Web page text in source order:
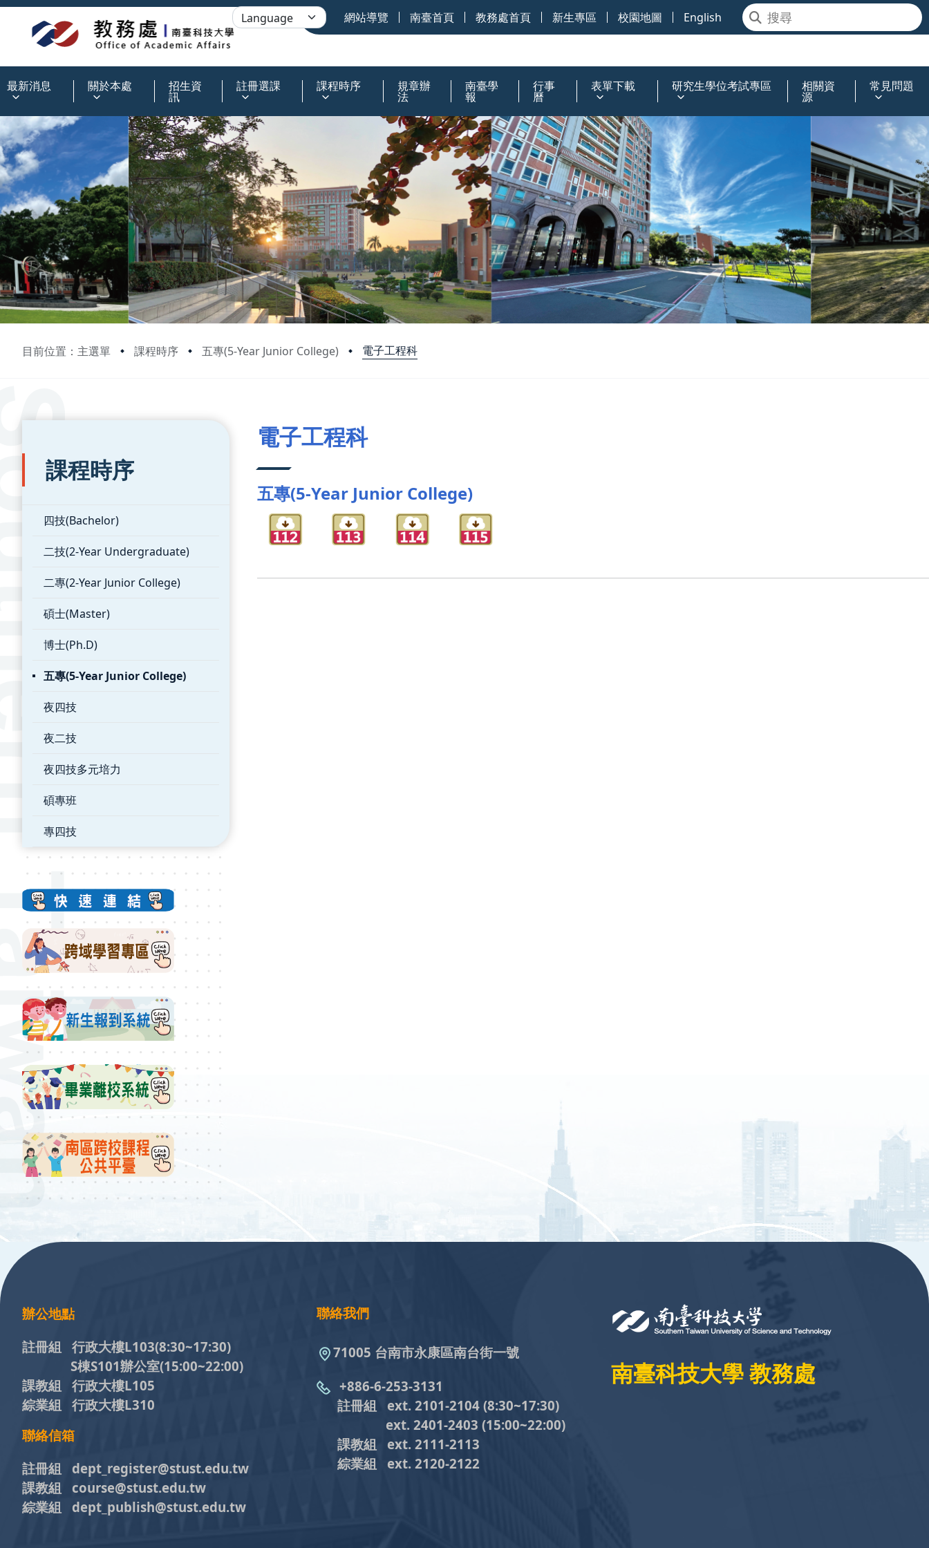
網站導覽 南臺首頁 教務處首頁 新生專區 校園地圖 English
最新消息 關於本處 招生資
訊
註冊選課 課程時序 規章辦
法
南臺學
報
行事
曆
表單下載 研究生學位考試專區 相關資
源
常見問題
目前位置：主選單 課程時序 五專(5-Year Junior College) 電子工程科
:::
課程時序
四技(Bachelor)
二技(2-Year Undergraduate)
二專(2-Year Junior College)
碩士(Master)
博士(Ph.D)
五專(5-Year Junior College)
夜四技
夜二技
夜四技多元培力
碩專班
專四技
電子工程科
五專(5-Year Junior College)
:::
南臺科技大學 教務處
聯絡我們
71005 台南市永康區南台街一號
+886-6-253-3131
註冊組 ext. 2101-2104 (8:30~17:30)
ext. 2401-2403 (15:00~22:00)
課教組 ext. 2111-2113
綜業組
ext. 2120-2122
辦公地點
註冊組 行政大樓L103(8:30~17:30)
S棟S101辦公室(15:00~22:00)
課教組 行政大樓L105
綜業組 行政大樓L310
聯絡信箱
註冊組 dept_register@stust.edu.tw
課教組 course@stust.edu.tw
綜業組 dept_publish@stust.edu.tw